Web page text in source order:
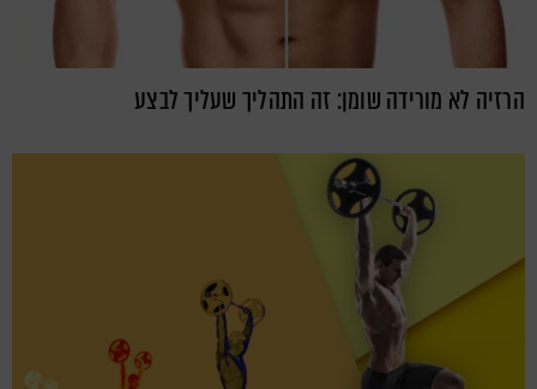
הרזיה לא מורידה שומן: זה התהליך שעליך לבצע